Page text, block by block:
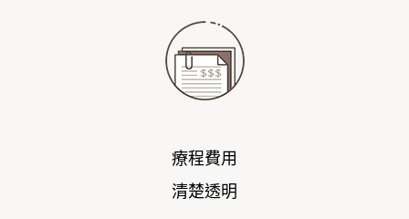
療程費用
清楚透明